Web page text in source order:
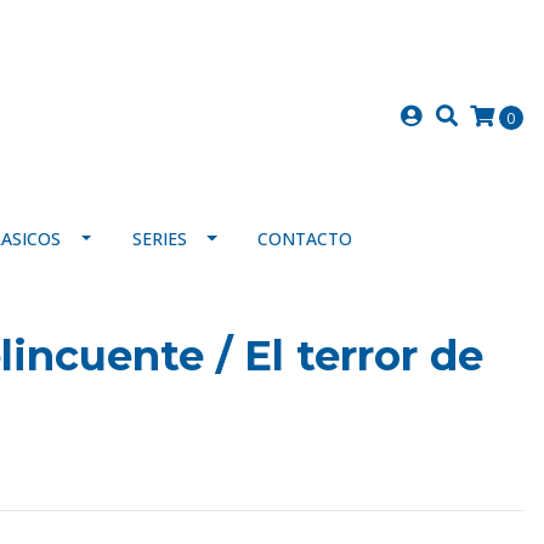
0
SERIES CONTACTO
/ El terror de